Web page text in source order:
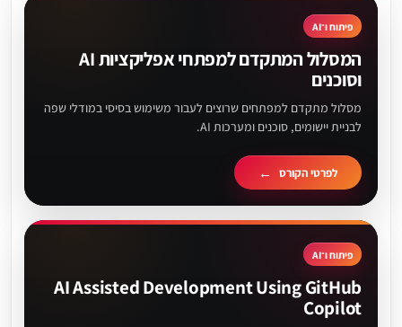
פיתוח ו־AI
המסלול המתקדם למפתחי אפליקציות AI
וסוכנים
מסלול מתקדם למפתחים שרוצים לעבור משימוש בסיסי במודלי שפה
לבניית יישומים, סוכנים ומערכות AI.
לפרטי הקורס
פיתוח ו־AI
AI Assisted Development Using GitHub
Copilot